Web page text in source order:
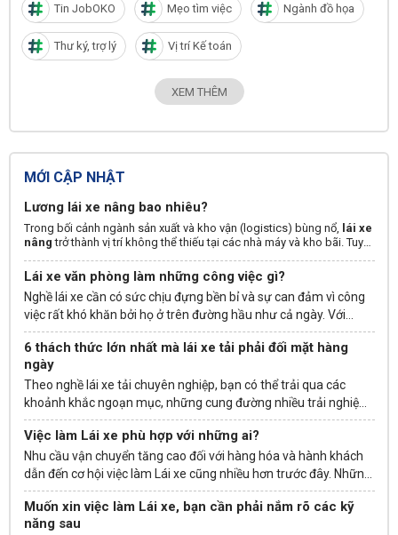
Tin JobOKO Mẹo tìm việc Ngành đồ họa
Thư ký, trợ lý Vị trí Kế toán
XEM THÊM
MỚI CẬP NHẬT
Lương lái xe nâng bao nhiêu?
Trong bối cảnh ngành sản xuất và kho vận (logistics) bùng nổ, lái xe
nâng trở thành vị trí không thể thiếu tại các nhà máy và kho bãi. Tuy
đồn? Dựa trên phân tích từ hơn 581.660 tin tuyển dụng từ JobOKO,
bài viết này sẽ giải mã chi tiết thu nhập của tài xế xe nâng theo từng
loại thiết bị và môi trường làm việc.
Lái xe văn phòng làm những công việc gì?
Nghề lái xe cần có sức chịu đựng bền bỉ và sự can đảm vì công
việc rất khó khăn bởi họ ở trên đường hầu như cả ngày. Với
những người yêu thích làm việc ngoài trời thì đây là một công
việc lý tưởng. Nếu bạn muốn biết tất cả thông tin về vị trínhân
viên lái xe
cùng chúng tôi tham khảo danh sách công việc cụ thể dưới đây.
6 thách thức lớn nhất mà lái xe tải phải đối mặt hàng
ngày
Theo nghề lái xe tải chuyên nghiệp, bạn có thể trải qua các
khoảnh khắc ngoạn mục, những cung đường nhiều trải nghiệm
nhưng đồng thời cũng gặp khó khăn nhất định. Tìm hiểu về 6
thách thức lớn nhất mà lái xe tải phải đối mặt sẽ giúp bạn có
thể cân nhắc kỹ lưỡng khi ứng tuyển.
Việc làm Lái xe phù hợp với những ai?
Nhu cầu vận chuyển tăng cao đối với hàng hóa và hành khách
dẫn đến cơ hội việc làm Lái xe cũng nhiều hơn trước đây. Những
người phù hợp nhất để làm Lái xe không chỉ am hiểu luật giao
thông, có kỹ năng lái xe mà còn cần thái độ tốt và nhiều phẩm
chất quan trọng khác.
Muốn xin việc làm Lái xe, bạn cần phải nắm rõ các kỹ
năng sau